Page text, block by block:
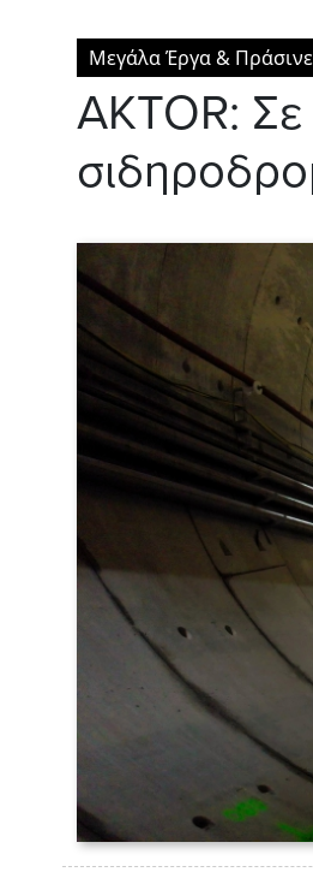
Μεγάλα Έργα &
AKTOR: